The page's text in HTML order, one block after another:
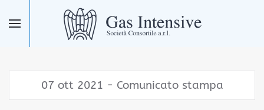
Skip to main content
07 ott 2021 - Comunicato stampa